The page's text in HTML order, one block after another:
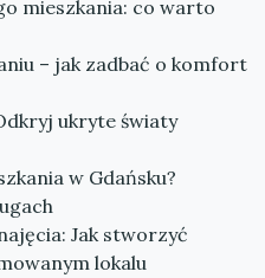
mieszkania: co warto
– jak zadbać o komfort
ukryte światy
w Gdańsku?
Jak stworzyć
lokalu